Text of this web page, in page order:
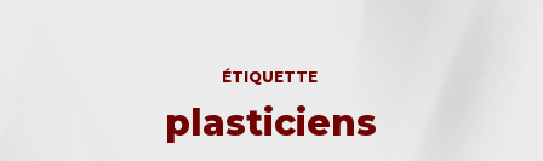
ÉTIQUETTE
plasticiens